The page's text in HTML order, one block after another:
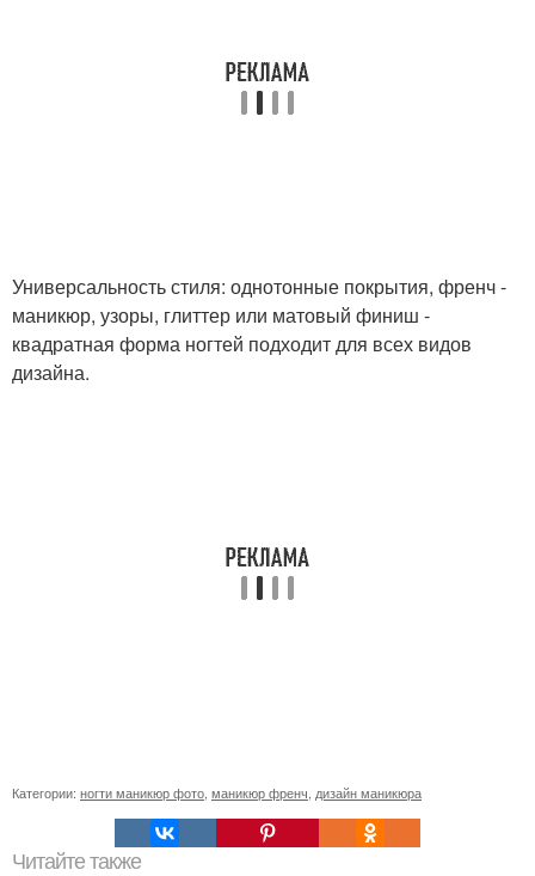
Универсальность стиля: однотонные покрытия, френч -
маникюр, узоры, глиттер или матовый финиш -
квадратная форма ногтей подходит для всех видов
дизайна.
Категории: ногти маникюр фото, маникюр френч, дизайн маникюра
Читайте также